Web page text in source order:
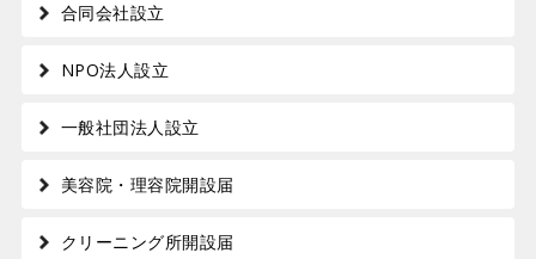
合同会社設立
NPO法人設立
一般社団法人設立
美容院・理容院開設届
クリーニング所開設届